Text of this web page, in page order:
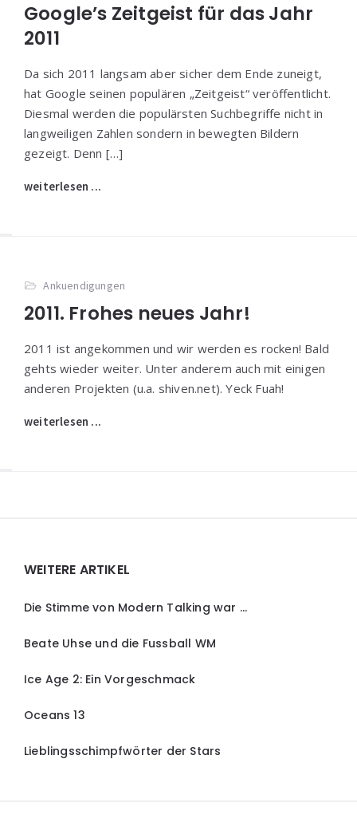
Google’s Zeitgeist für das Jahr
2011
Da sich 2011 langsam aber sicher dem Ende zuneigt,
hat Google seinen populären „Zeitgeist“ veröffentlicht.
Diesmal werden die populärsten Suchbegriffe nicht in
langweiligen Zahlen sondern in bewegten Bildern
gezeigt. Denn […]
weiterlesen ...
Ankuendigungen
2011. Frohes neues Jahr!
2011 ist angekommen und wir werden es rocken! Bald
gehts wieder weiter. Unter anderem auch mit einigen
anderen Projekten (u.a. shiven.net). Yeck Fuah!
weiterlesen ...
WEITERE ARTIKEL
Die Stimme von Modern Talking war …
Beate Uhse und die Fussball WM
Ice Age 2: Ein Vorgeschmack
Oceans 13
Lieblingsschimpfwörter der Stars